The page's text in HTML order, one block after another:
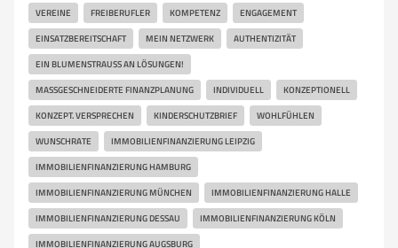
VEREINE FREIBERUFLER KOMPETENZ ENGAGEMENT
EINSATZBEREITSCHAFT MEIN NETZWERK AUTHENTIZITÄT
EIN BLUMENSTRAUSS AN LÖSUNGEN!
MASSGESCHNEIDERTE FINANZPLANUNG INDIVIDUELL KONZEPTIONELL
KONZEPT. VERSPRECHEN KINDERSCHUTZBRIEF WOHLFÜHLEN
WUNSCHRATE IMMOBILIENFINANZIERUNG LEIPZIG
IMMOBILIENFINANZIERUNG HAMBURG
IMMOBILIENFINANZIERUNG MÜNCHEN IMMOBILIENFINANZIERUNG HALLE
IMMOBILIENFINANZIERUNG DESSAU IMMOBILIENFINANZIERUNG KÖLN
IMMOBILIENFINANZIERUNG AUGSBURG